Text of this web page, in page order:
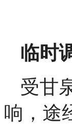
临时
受甘
响，途